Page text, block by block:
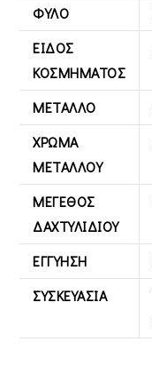
ΦΎΛΟ
ΕΊΔΟΣ
ΚΟΣΜΉΜΑΤΟΣ
ΜΈΤΑΛΛΟ
ΧΡΏΜΑ
ΜΕΤΆΛΛΟΥ
ΜΈΓΕΘΟΣ
ΔΑΧΤΥΛΙΔΙΟΎ
ΕΓΓΎΗΣΗ
ΣΥΣΚΕΥΑΣΊΑ